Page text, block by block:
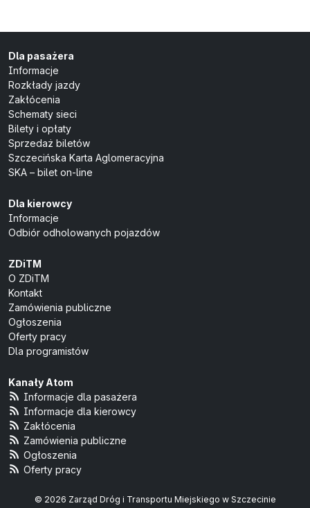
Dla pasażera
Informacje
Rozkłady jazdy
Zakłócenia
Schematy sieci
Bilety i opłaty
Sprzedaż biletów
Szczecińska Karta Aglomeracyjna
SKA – bilet on-line
Dla kierowcy
Informacje
Odbiór odholowanych pojazdów
ZDiTM
O ZDiTM
Kontakt
Zamówienia publiczne
Ogłoszenia
Oferty pracy
Dla programistów
Kanały Atom
Informacje dla pasażera
Informacje dla kierowcy
Zakłócenia
Zamówienia publiczne
Ogłoszenia
Oferty pracy
© 2026 Zarząd Dróg i Transportu Miejskiego w Szczecinie